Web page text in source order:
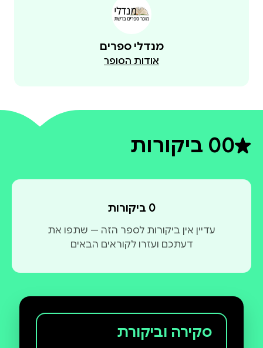
מנדלי ספרים
אודות הסופר
0דירוג ממוצע 0 מתוך 5
0 ביקורות
0 ביקורות
עדיין אין ביקורות לספר הזה — שתפו את
דעתכם ועזרו לקוראים הבאים
סקירה וביקורת